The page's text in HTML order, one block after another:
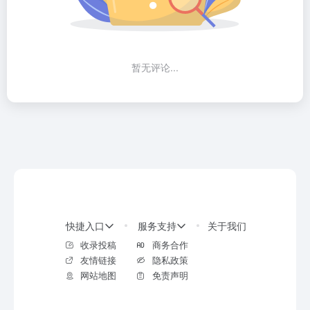
暂无评论...
快捷入口
收录投稿
友情链接
网站地图
服务支持
商务合作
隐私政策
免责声明
关于我们